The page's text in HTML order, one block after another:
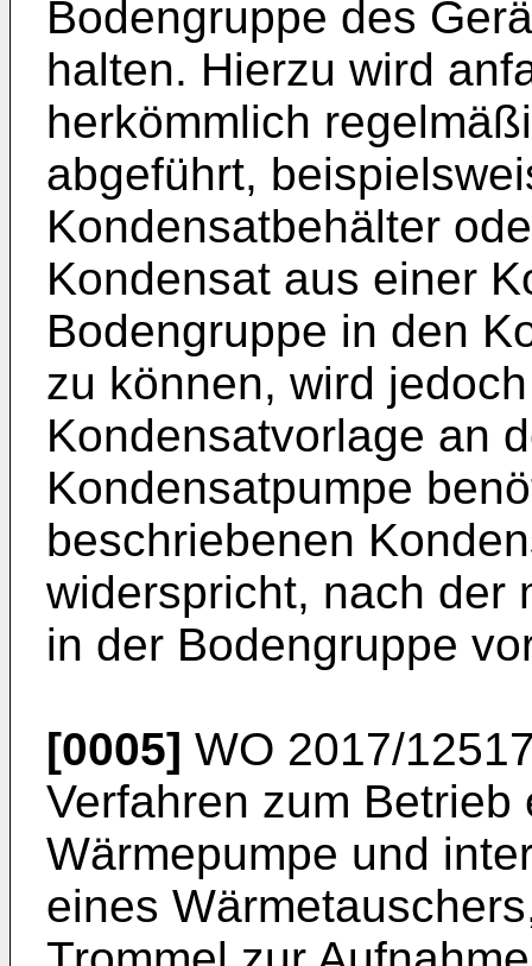
Bodengruppe des
halten. Hierzu wird
herkömmlich
abgeführt,
Kondensatbehälter
Kondensat aus einer
Bodengruppe in den
zu können, wird
Kondensatvorlage an
Kondensatpumpe
beschriebenen
widerspricht, nach der
in der Bodengruppe
[0005] WO 2017/
Verfahren zum
Wärmepumpe und
eines